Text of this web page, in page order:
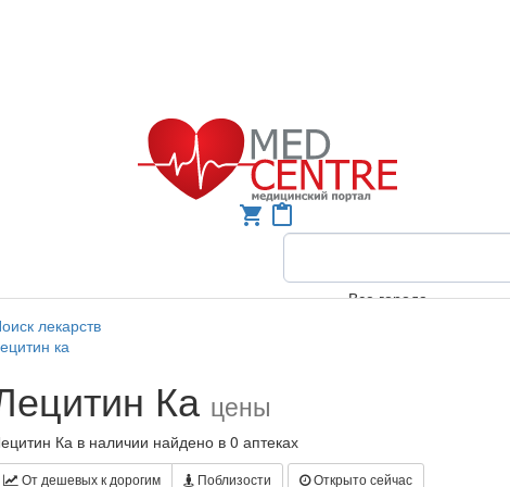
shopping_cart content_paste
Все города
лекарств
ка
Ка цены
Ка в наличии найдено в 0 аптеках
От дешевых к дорогим Поблизости Открыто сейчас